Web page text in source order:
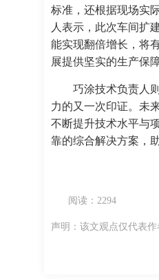
标准，还根据现场实
人表示，此次车间扩
能实现翻倍增长，将
展提供坚实的生产保障
巧涂技术负责人
力的又一次印证。未
不断提升技术水平与
靠的综合解决方案，
阅读：2294
声明：该文观点仅代表